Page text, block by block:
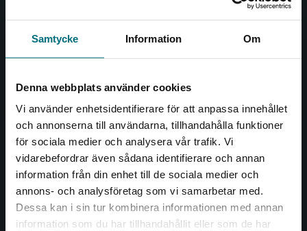
Samtycke Information Om
Denna webbplats använder cookies
Vi använder enhetsidentifierare för att anpassa innehållet
och annonserna till användarna, tillhandahålla funktioner
för sociala medier och analysera vår trafik. Vi
vidarebefordrar även sådana identifierare och annan
information från din enhet till de sociala medier och
annons- och analysföretag som vi samarbetar med.
Dessa kan i sin tur kombinera informationen med annan
information som du har tillhandahållit eller som de har
Begränsad fraktregion
Nypon och Vilja
såväl barn som vuxna.
Kontakta oss
Kontakta oss
046-31 20 00
Box 141